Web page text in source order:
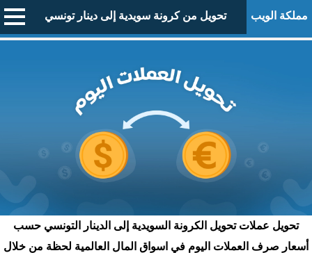
مملكة الويب تحويل من كرونة سويدية إلى دينار تونسي
تحويل عملات تحويل الكرونة السويدية إلى الدينار التونسي حسب
أسعار صرف العملات اليوم في اسواق المال العالمية لحظة من خلال